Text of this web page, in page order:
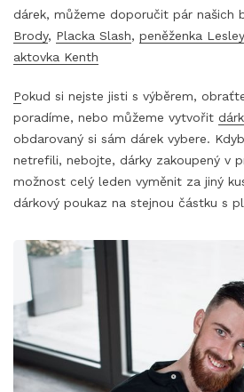
dárek, můžeme doporučit pár našich
Brody, Placka Slash, peněženka Lesley
aktovka Kenth
Pokud si nejste jisti s výběrem,
poradíme, nebo můžeme vytvořit
obdarovaný si sám dárek vybere.
netrefili, nebojte, dárky zakoupený v
možnost celý leden vyměnit za jiný
dárkový poukaz na stejnou částku s